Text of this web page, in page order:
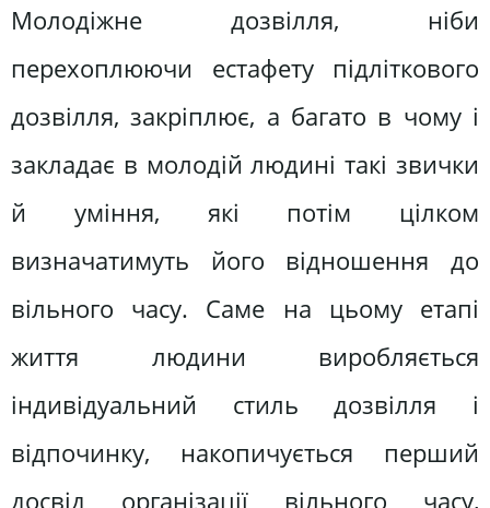
Молодіжне дозвілля, ніби
перехоплюючи естафету підліткового
дозвілля, закріплює, а багато в чому і
закладає в молодій людині такі звички
й уміння, які потім цілком
визначатимуть його відношення до
вільного часу. Саме на цьому етапі
життя людини виробляється
індивідуальний стиль дозвілля і
відпочинку, накопичується перший
досвід організації вільного часу,